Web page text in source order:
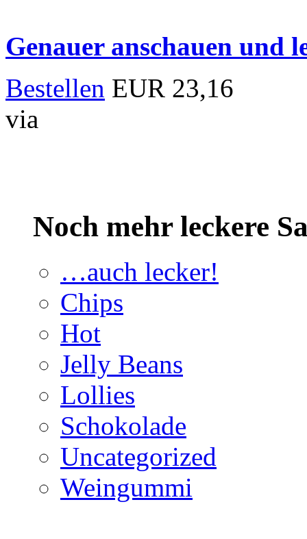
Genauer anschauen und
Bestellen EUR 23,16
via
Noch mehr leckere
…auch lecker!
Chips
Hot
Jelly Beans
Lollies
Schokolade
Uncategorized
Weingummi